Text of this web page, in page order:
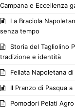
Campana e Eccellenza
La Braciola
senza tempo
Storia del Tagliolino
tradizione e identità
Fellata Napoletana
Il Pranzo di Pasqua
Pomodori Pelati